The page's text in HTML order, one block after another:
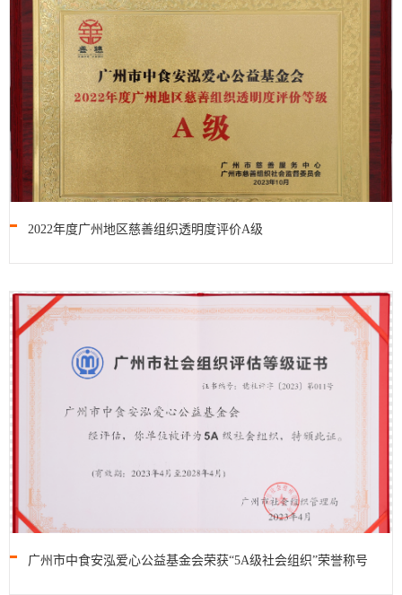
2022年度广州地区慈善组织透明度评价A级
广州市中食安泓爱心公益基金会荣获“5A级社会组织”荣誉称号